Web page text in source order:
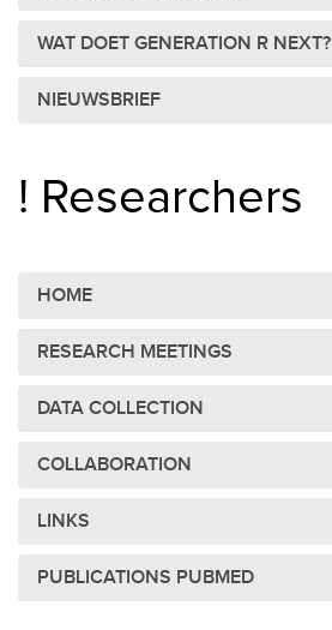
WAT DOET GENERATION R NEXT?
NIEUWSBRIEF
! Researchers
HOME
RESEARCH MEETINGS
DATA COLLECTION
COLLABORATION
LINKS
PUBLICATIONS PUBMED